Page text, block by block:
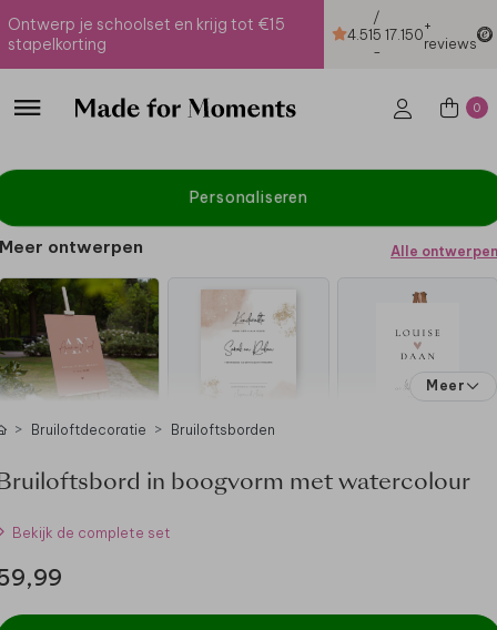
Ontwerp je schoolset en krijg tot €15
stapelkorting
4.51
/
5
-
17.150+
reviews
0
Personaliseren
Meer ontwerpen Alle ontwerpen
Meer
Bruiloftdecoratie Bruiloftsborden
in boogvorm met watercolour
Bekijk de complete set